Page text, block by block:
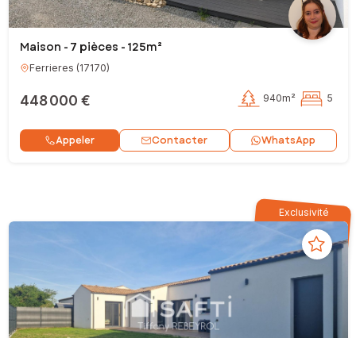
Maison - 7 pièces - 125m²
Ferrieres (17170)
448 000 € 940m² 5
Appeler Contacter WhatsApp
Exclusivité